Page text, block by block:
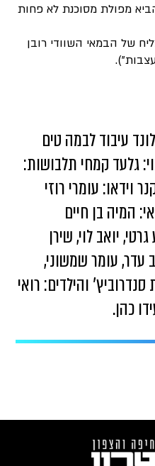
מפולת מסוכנת לא פחות
של הבמאי השוודי רובן
עיבוד לבמה טים
גלעד קמחי תלבושות:
וידאו: עומרי רוזי
המיה בן חיים
יואב לוי, שירן
עדר, עומר שמשוני,
והילדים: רואי
כהן.